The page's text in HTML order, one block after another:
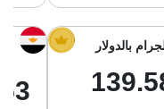
بالدولار